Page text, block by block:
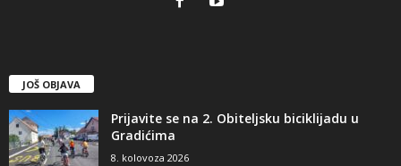
JOŠ OBJAVA
Prijavite se na 2. Obiteljsku biciklijadu u
Gradićima
8. kolovoza 2026